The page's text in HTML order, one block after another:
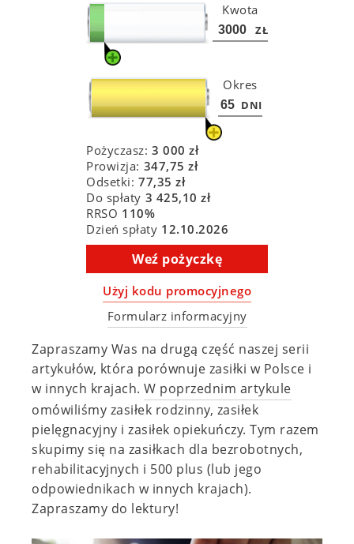
Zapraszamy Was na drugą część naszej serii
artykułów, która porównuje zasiłki w Polsce i
w innych krajach. W poprzednim artykule
omówiliśmy zasiłek rodzinny, zasiłek
pielęgnacyjny i zasiłek opiekuńczy. Tym razem
skupimy się na zasiłkach dla bezrobotnych,
rehabilitacyjnych i 500 plus (lub jego
odpowiednikach w innych krajach).
Zapraszamy do lektury!
Kwota
ZŁ
Okres
DNI
Pożyczasz: 3 000 zł
Prowizja: 347,75 zł
Odsetki: 77,35 zł
Do spłaty 3 425,10 zł
RRSO 110%
Dzień spłaty 12.10.2026
Weź pożyczkę
Użyj kodu promocyjnego
Formularz informacyjny